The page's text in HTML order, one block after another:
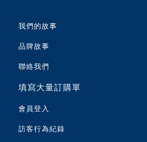
我們的故事
品牌故事
聯絡我們
填寫大量訂購單
會員登入
訪客行為紀錄